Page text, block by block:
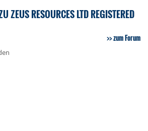
ZEUS RESOURCES LTD REGISTERED
zum Forum